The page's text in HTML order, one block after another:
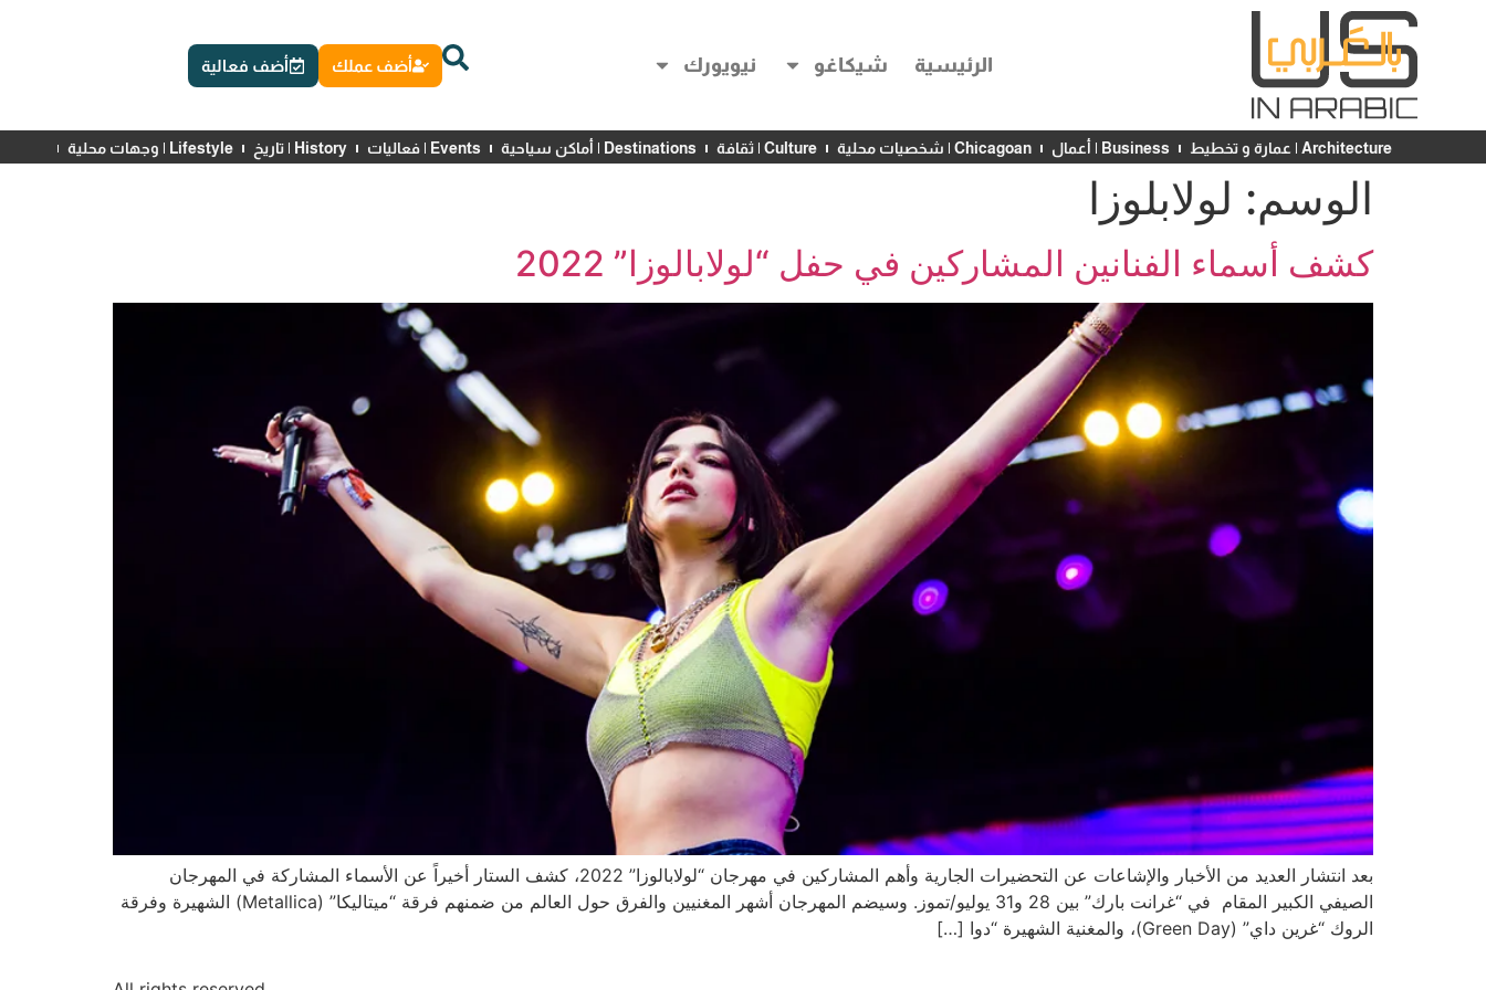
الرئيسية شيكاغو نيويورك أضف عملك أضف فعالية
Architecture | عمارة و تخطيط Business | أعمال Chicagoan | شخصيات محلية Culture | ثقافة Destinations | أماكن سياحية Events | فعاليات History | تاريخ Lifestyle | وجهات محلية
الوسم: لولابلوزا
كشف أسماء الفنانين المشاركين في حفل “لولابالوزا” 2022
بعد انتشار العديد من الأخبار والإشاعات عن التحضيرات الجارية وأهم المشاركين في مهرجان “لولابالوزا” 2022، كشف الستار أخيراً عن الأسماء المشاركة في المهرجان
الصيفي الكبير المقام في “غرانت بارك” بين 28 و31 يوليو/تموز. وسيضم المهرجان أشهر المغنيين والفرق حول العالم من ضمنهم فرقة “ميتاليكا” (Metallica) الشهيرة وفرقة
الروك “غرين داي” (Green Day)، والمغنية الشهيرة “دوا […]